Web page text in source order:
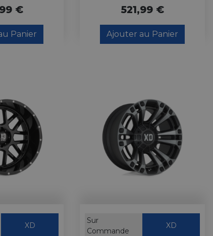
€
Panier
521,99 €
Ajouter au Panier
XD
Sur
Commande
XD